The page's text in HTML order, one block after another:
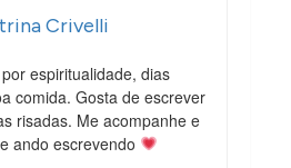
Crivelli
espiritualidade, dias
comida. Gosta de escrever
risadas. Me acompanhe e
ando escrevendo